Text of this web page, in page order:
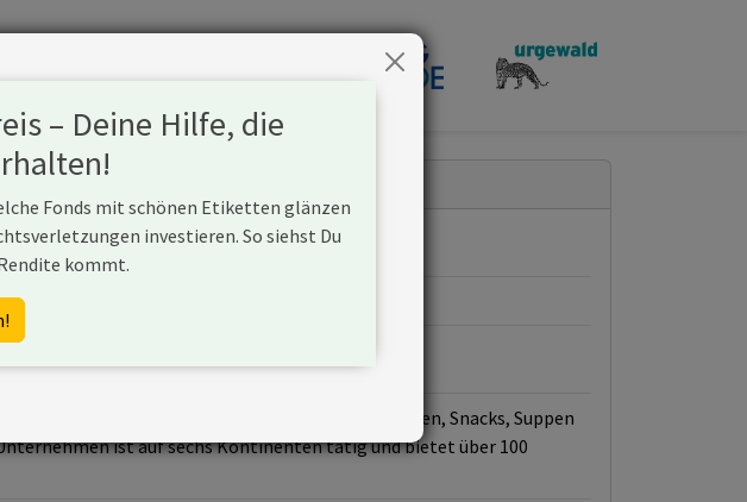
Backwaren, Fertiggerichte, Eiscreme, Cerealien, Snacks, Suppen
ist auf sechs Kontinenten tätig und bietet über 100
– Deine Hilfe, die
Fonds mit schönen Etiketten glänzen
investieren. So siehst Du
kommt.